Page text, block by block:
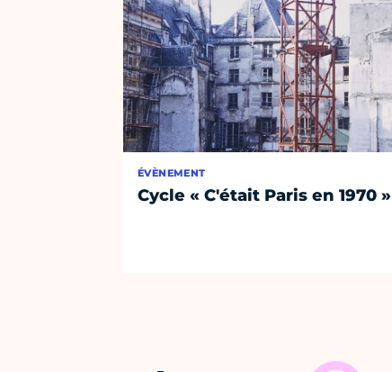
ÉVÈNEMENT
Cycle « C'était Paris en 1970 »